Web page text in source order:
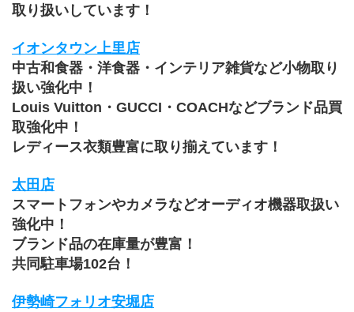
取り扱いしています！
イオンタウン上里店
中古和食器・洋食器・インテリア雑貨など小物取り
扱い強化中！
Louis Vuitton・GUCCI・COACHなどブランド品買
取強化中！
レディース衣類豊富に取り揃えています！
太田店
スマートフォンやカメラなどオーディオ機器取扱い
強化中！
ブランド品の在庫量が豊富！
共同駐車場102台！
伊勢崎フォリオ安堀店